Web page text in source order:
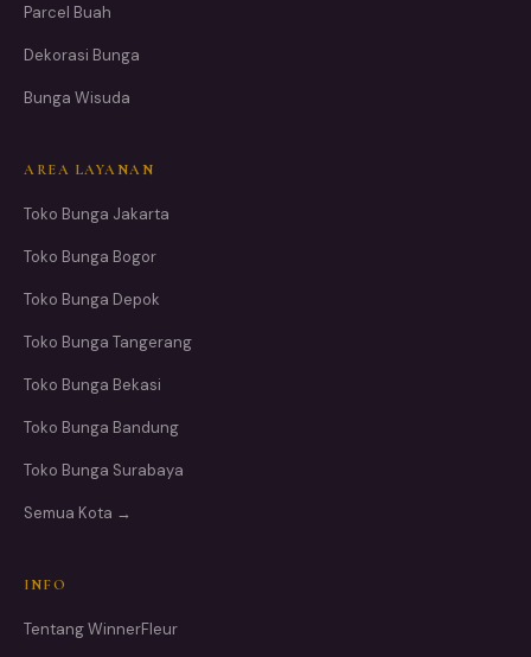
Parcel Buah
Dekorasi Bunga
Bunga Wisuda
AREA LAYANAN
Toko Bunga Jakarta
Toko Bunga Bogor
Toko Bunga Depok
Toko Bunga Tangerang
Toko Bunga Bekasi
Toko Bunga Bandung
Toko Bunga Surabaya
Semua Kota →
INFO
Tentang WinnerFleur